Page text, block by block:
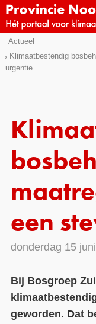
Sla
links
over
het
menu
Direct
naar
pagina
Actueel
Klimaatbestendig
urgentie
een
donderdag 15
Bij Bosgroep
geworden. Dat